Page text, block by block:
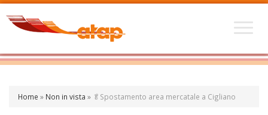
Home » Non in vista » 🥬Spostamento area mercatale a Cigliano